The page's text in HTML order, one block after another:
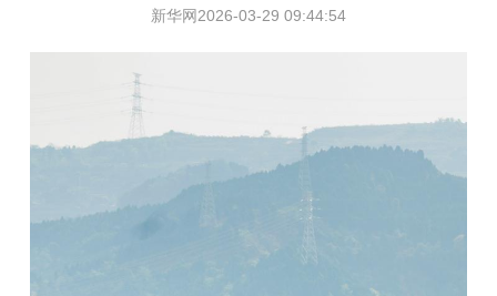
新华网2026-03-29 09:44:54